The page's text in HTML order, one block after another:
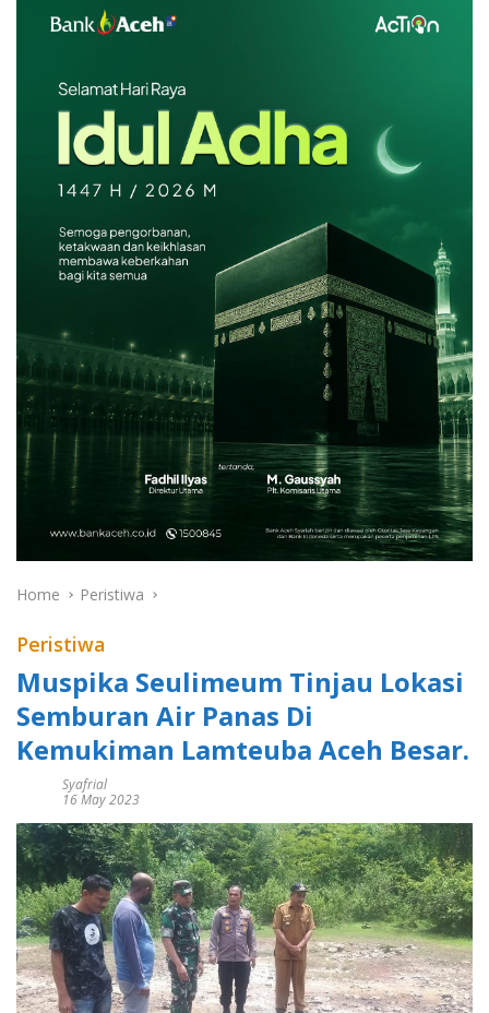
Home Peristiwa
Peristiwa
Muspika Seulimeum Tinjau Lokasi
Semburan Air Panas Di
Kemukiman Lamteuba Aceh Besar.
Syafrial
16 May 2023